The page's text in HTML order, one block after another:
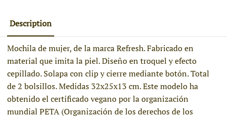
Description
Mochila de mujer, de la marca Refresh. Fabricado en
material que imita la piel. Diseño en troquel y efecto
cepillado. Solapa con clip y cierre mediante botón. Total
de 2 bolsillos. Medidas 32x25x13 cm. Este modelo ha
obtenido el certificado vegano por la organización
mundial PETA (Organización de los derechos de los